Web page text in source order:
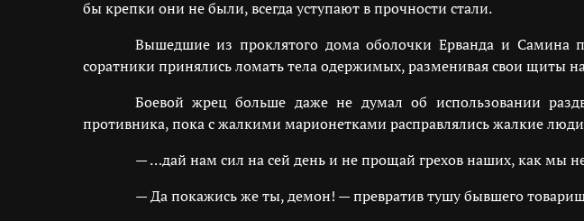
бы крепки они не были, всегда уступают в прочности стали.
Вышедшие из проклятого дома оболочки Ерванда и Самина
соратники принялись ломать тела одержимых, разменивая свои щиты
Боевой жрец больше даже не думал об использовании
противника, пока с жалкими марионетками расправлялись жалкие
— …дай нам сил на сей день и не прощай грехов наших, как мы
— Да покажись же ты, демон! — превратив тушу бывшего